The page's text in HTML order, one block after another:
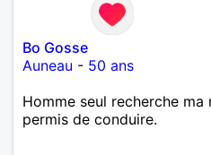
Bo Gosse
Auneau - 50 ans
Homme seul recherche
permis de conduire.